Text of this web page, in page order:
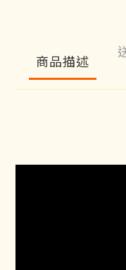
商品描述